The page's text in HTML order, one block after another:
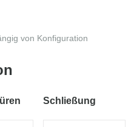
von Konfiguration
Schließung